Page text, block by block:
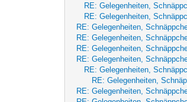
RE: Gelegenheiten,
RE: Gelegenheiten,
RE: Gelegenheiten,
RE: Gelegenheiten,
RE: Gelegenheiten,
RE: Gelegenheiten,
RE: Gelegenheiten,
RE: Gelegenheiten,
RE: Gelegenheiten,